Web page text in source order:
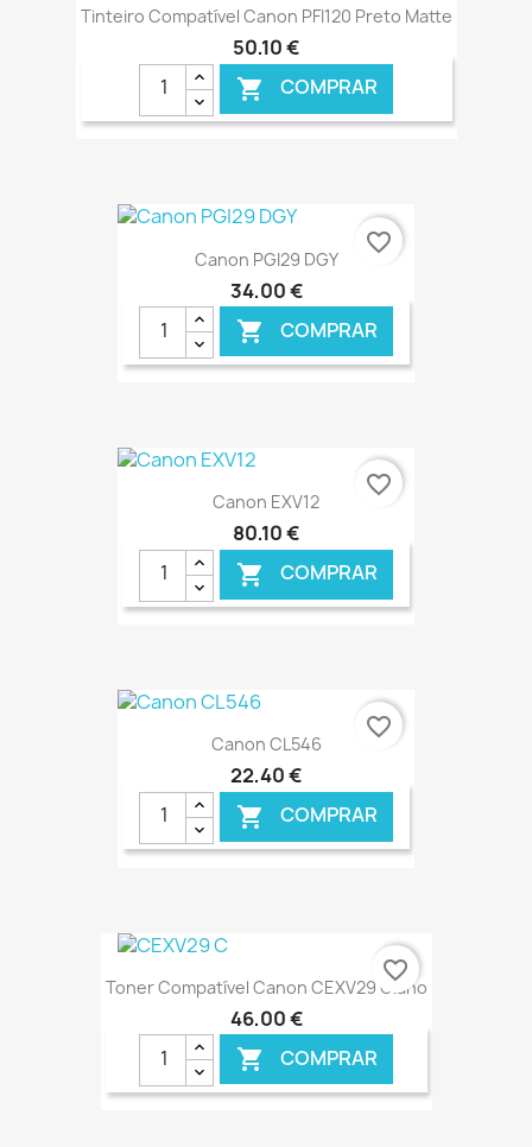
Tinteiro Compatível Canon PFI120 Preto Matte
50,10 €
 COMPRAR
Canon PGI29 DGY
34,00 €
 COMPRAR
€ ONLINE
favorite_border
Canon EXV12
80,10 €
 COMPRAR
€ ONLINE
favorite_border
Canon CL546
22,40 €
 COMPRAR
€ ONLINE
favorite_border
Toner Compatível Canon CEXV29 Ciano
46,00 €
 COMPRAR
favorite_border